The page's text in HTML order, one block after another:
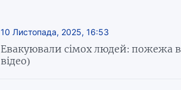
10 Листопада, 2025, 16:53
Евакуювали сімох людей: пожежа
відео)